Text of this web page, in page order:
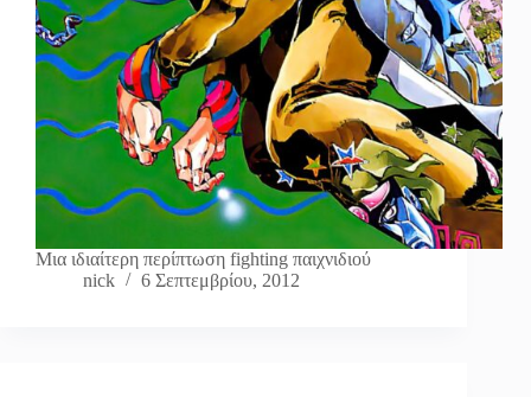
Μια ιδιαίτερη περίπτωση fighting παιχνιδιού
nick
6 Σεπτεμβρίου, 2012